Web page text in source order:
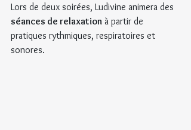
Lors de deux soirées, Ludivine animera des
séances de relaxation à partir de
pratiques rythmiques, respiratoires et
sonores.